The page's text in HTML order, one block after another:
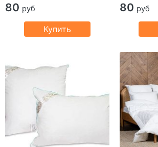
80 руб
Купить
80 руб